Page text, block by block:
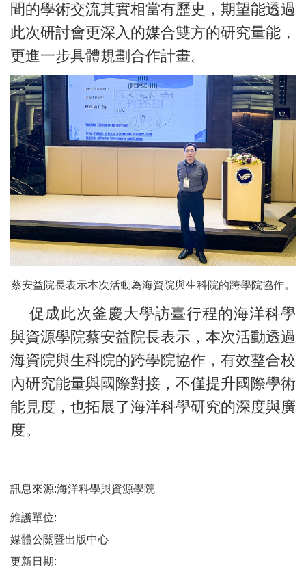
間的學術交流其實相當有歷史，期望能透過
此次研討會更深入的媒合雙方的研究量能，
更進一步具體規劃合作計畫。
蔡安益院長表示本次活動為海資院與生科院的跨學院協作。
促成此次釜慶大學訪臺行程的海洋科學
與資源學院蔡安益院長表示，本次活動透過
海資院與生科院的跨學院協作，有效整合校
內研究能量與國際對接，不僅提升國際學術
能見度，也拓展了海洋科學研究的深度與廣
度。
訊息來源:海洋科學與資源學院
維護單位:
媒體公關暨出版中心
更新日期: